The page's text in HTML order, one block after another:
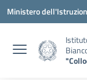
Vai ai contenuti
Vai al menu di
Vai al footer
Ministero